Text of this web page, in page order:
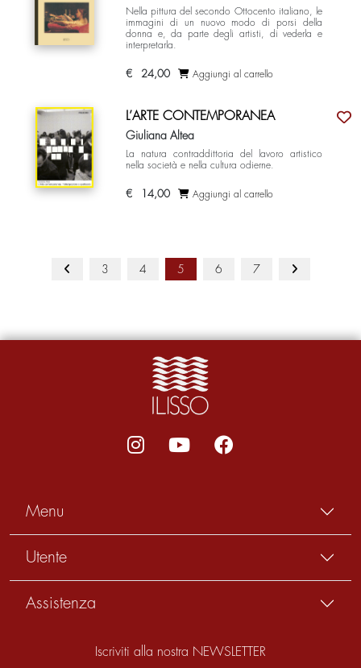
Nella pittura del secondo Ottocento italiano, le
immagini di un nuovo modo di porsi della
donna e, da parte degli artisti, di vederla e
interpretarla.
€ 24,00 Aggiungi al carrello
L’ARTE CONTEMPORANEA
Giuliana Altea
La natura contraddittoria del lavoro artistico
nella società e nella cultura odierne.
€ 14,00 Aggiungi al carrello
3 4 5 6 7
Menu
Utente
Assistenza
Iscriviti alla nostra NEWSLETTER